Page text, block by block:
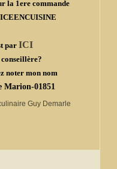
la 1ere commande
par ICI
conseillère?
noter mon nom
Marion-01851